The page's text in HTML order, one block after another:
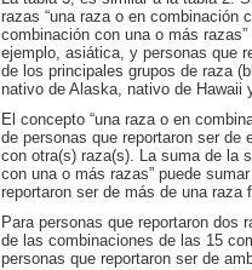
razas “una raza o en combinación
combinación con una o más
ejemplo, asiática, y personas que
de los principales grupos de raza
nativo de Alaska, nativo de
El concepto “una raza o en
de personas que reportaron ser
con otra(s) raza(s). La suma de la
con una o más razas” puede
reportaron ser de más de una
Para personas que reportaron dos
de las combinaciones de las 15
personas que reportaron ser de